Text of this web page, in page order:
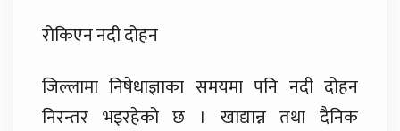
रोकिएन नदी दोहन
जिल्लामा निषेधाज्ञाका समयमा पनि नदी दोहन
निरन्तर भइरहेको छ । खाद्यान्न तथा दैनिक